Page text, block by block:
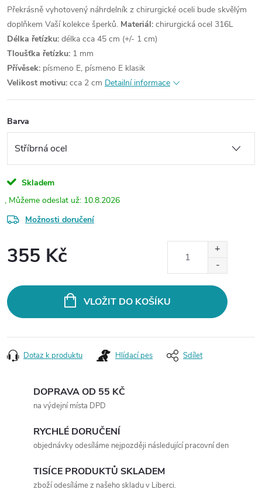
Překrásně vyhotovený náhrdelník z chirurgické oceli bude skvělým
doplňkem Vaší kolekce šperků. Materiál: chirurgická ocel 316L
Délka řetízku: délka cca 45 cm (+/- 1 cm)
Tloušťka řetízku: 1 mm
Přívěsek: písmeno E, písmeno E klasik
Velikost motivu: cca 2 cm Detailní informace
Barva
Skladem
10.8.2026
Možnosti doručení
355 Kč
VLOŽIT DO KOŠÍKU
Dotaz k produktu Hlídací pes Sdílet
DOPRAVA OD 55 KČ
na výdejní místa DPD
RYCHLÉ DORUČENÍ
objednávky odesíláme nejpozději následující pracovní den
TISÍCE PRODUKTŮ SKLADEM
zboží odesíláme z našeho skladu v Liberci.